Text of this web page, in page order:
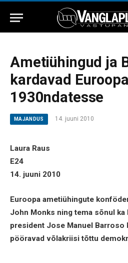
Ametiühingud ja
kardavad
1930ndatesse
MAJANDUS 14. juuni 2010
Laura Raus
E24
14. juuni 2010
Euroopa ametiühingute
John Monks ning tema sõnul
president Jose Manuel Barroso
pööravad võlakriisi tõttu